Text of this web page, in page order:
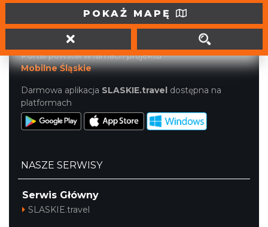
POKAŻ MAPĘ
tel. (32) 207 207 1
Portal powstał w ramach projektu
Mobilne Śląskie
Darmowa aplikacja SLASKIE.travel dostępna na
platformach
NASZE SERWISY
Serwis Główny
SLASKIE.travel